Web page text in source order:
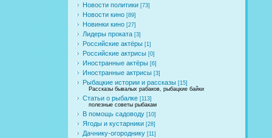
Новости политики [73]
Новости кино [89]
Новинки кино [27]
Лидеры проката [3]
Российские актёры [1]
Российские актрисы [0]
Иностранные актёры [6]
Иностранные актрисы [3]
Рыбацкие истории и рассказы [15]
Рассказы бывалых рабаков, рыбацкие байки
Статьи о рыбалке [113]
полезные советы рыбакам
В помощь садоводу [10]
Ягоды и кустарники [28]
Дачнику-огороднику [11]